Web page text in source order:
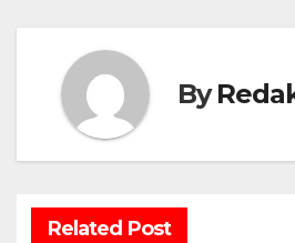
By
Related Post